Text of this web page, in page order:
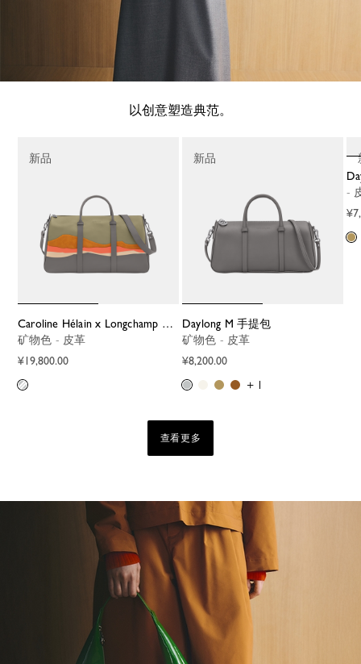
以创意塑造典范。
Caroline Hélain x Longchamp XL 旅行包
矿物色 - 皮革
¥19,800.00
新品
Daylong M 手提包
矿物色 - 皮革
¥8,200.00
+ 1
新品
-
查看更多